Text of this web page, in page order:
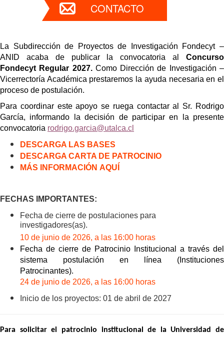
CONTACTO
La Subdirección de Proyectos de Investigación Fondecyt –
ANID acaba de publicar la convocatoria al Concurso
Fondecyt Regular 2027. Como Dirección de Investigación –
Vicerrectoría Académica prestaremos la ayuda necesaria en el
proceso de postulación.
Para coordinar este apoyo se ruega contactar al Sr. Rodrigo
García, informando la decisión de participar en la presente
convocatoria rodrigo.garcia@utalca.cl
DESCARGA LAS BASES
DESCARGA CARTA DE PATROCINIO
MÁS INFORMACIÓN AQUÍ
FECHAS IMPORTANTES:
Fecha de cierre de postulaciones para
investigadores(as).
10 de junio de 2026, a las 16:00 horas
Fecha de cierre de Patrocinio Institucional a través del
sistema postulación en línea (Instituciones
Patrocinantes).
24 de junio de 2026, a las 16:00 horas
Inicio de los proyectos: 01 de abril de 2027
Para solicitar el patrocinio institucional de laUniversidad de